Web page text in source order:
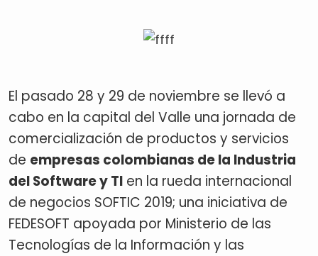
El pasado 28 y 29 de noviembre se llevó a
cabo en la capital del Valle una jornada de
comercialización de productos y servicios
de empresas colombianas de la Industria
del Software y TI en la rueda internacional
de negocios SOFTIC 2019; una iniciativa de
FEDESOFT apoyada por Ministerio de las
Tecnologías de la Información y las